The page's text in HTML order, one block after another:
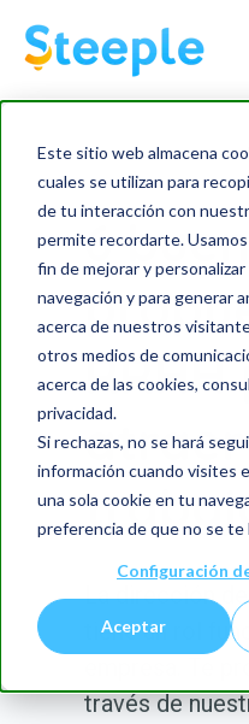
Este sitio web almacena
cuales se utilizan para
de tu interacción con
permite recordarte.
fin de mejorar y
navegación y para generar
acerca de nuestros
otros medios de
acerca de las cookies,
privacidad.
Si rechazas, no se hará
información cuando visites
una sola cookie en tu
preferencia de que no se te
Configuración
Aceptar
6
La dirección
tiene un rol
empresa. Te
través de